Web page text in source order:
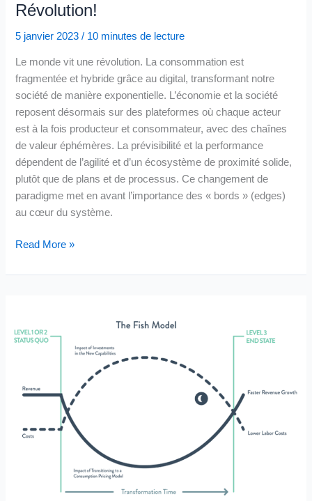
Révolution!
5 janvier 2023/ 10 minutes de lecture
Le monde vit une révolution. La consommation est
fragmentée et hybride grâce au digital, transformant notre
société de manière exponentielle. L’économie et la société
reposent désormais sur des plateformes où chaque acteur
est à la fois producteur et consommateur, avec des chaînes
de valeur éphémères. La prévisibilité et la performance
dépendent de l’agilité et d’un écosystème de proximité solide,
plutôt que de plans et de processus. Ce changement de
paradigme met en avant l’importance des « bords » (edges)
au cœur du système.
Oublier
« Retail »,
une
Révolution!
Read More »